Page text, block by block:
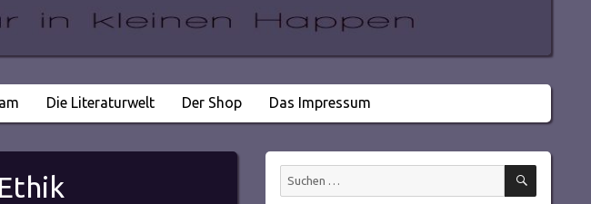
Die Literaturwelt Der Shop Das Impressum
Suchen
SUCHEN